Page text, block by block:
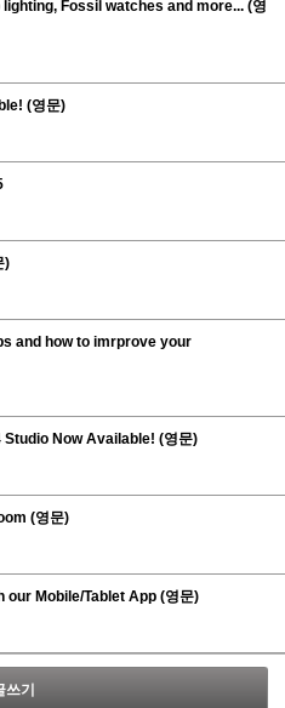
Fossil watches and more... (영
(영문)
)
and how to imrprove your
Now Available! (영문)
(영문)
Mobile/Tablet App (영문)
쓰기